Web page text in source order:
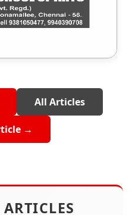
All Articles
→